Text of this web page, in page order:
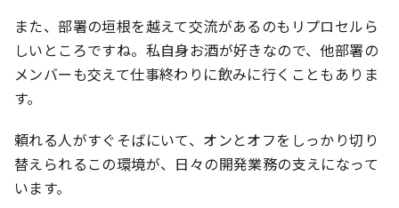
また、部署の垣根を越えて交流があるのもリプロセルら
しいところですね。私自身お酒が好きなので、他部署の
メンバーも交えて仕事終わりに飲みに行くこともありま
す。
頼れる人がすぐそばにいて、オンとオフをしっかり切り
替えられるこの環境が、日々の開発業務の支えになって
います。